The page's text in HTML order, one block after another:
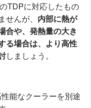
TDPに対応したもの
んが、 内部に熱が
合や、発熱量の大き
る場合は、より高性
しましょう。
能なクーラーを別途